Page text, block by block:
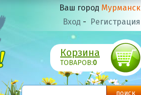
Ваш город Мурманск
Вход - Регистрация
Корзина
ТОВАРОВ:0